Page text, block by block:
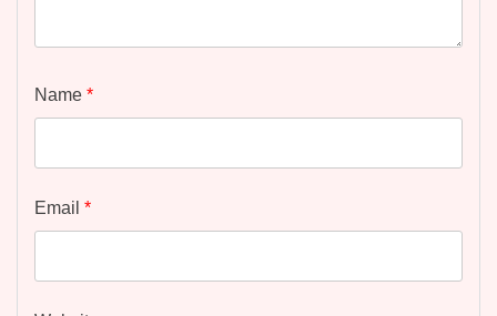
Name *
Email *